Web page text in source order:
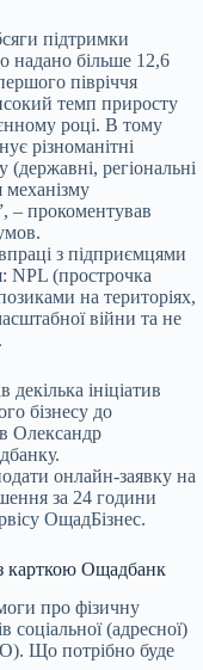
підтримки
надано більше 12,6
півріччя
темп приросту
році. В тому
різноманітні
регіональні
механізму
– прокоментував
з підприємцями
NPL (прострочка
на територіях,
війни та не
ініціатив
бізнесу до
Олександр
онлайн-заявку на
за 24 години
ОщадБізнес.
карткою Ощадбанк
про фізичну
соціальної (адресної)
Що потрібно буде